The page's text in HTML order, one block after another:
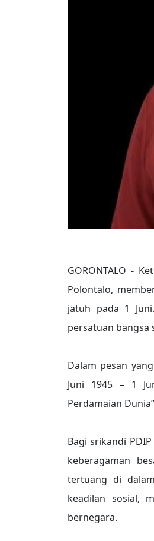
GORONTALO -
Polontalo,
jatuh pada 1
persatuan bangsa
Dalam pesan
Juni 1945 – 1
Perdamaian
Bagi srikandi
keberagaman
tertuang di
keadilan sosial,
bernegara.